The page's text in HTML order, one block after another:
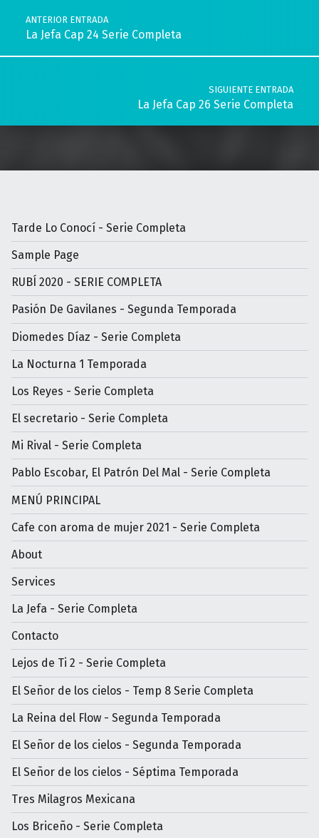
ANTERIOR ENTRADA
La Jefa Cap 24 Serie Completa
SIGUIENTE ENTRADA
La Jefa Cap 26 Serie Completa
Tarde Lo Conocí - Serie Completa
Sample Page
RUBÍ 2020 - SERIE COMPLETA
Pasión De Gavilanes - Segunda Temporada
Diomedes Díaz - Serie Completa
La Nocturna 1 Temporada
Los Reyes - Serie Completa
El secretario - Serie Completa
Mi Rival - Serie Completa
Pablo Escobar, El Patrón Del Mal - Serie Completa
MENÚ PRINCIPAL
Cafe con aroma de mujer 2021 - Serie Completa
About
Services
La Jefa - Serie Completa
Contacto
Lejos de Ti 2 - Serie Completa
El Señor de los cielos - Temp 8 Serie Completa
La Reina del Flow - Segunda Temporada
El Señor de los cielos - Segunda Temporada
El Señor de los cielos - Séptima Temporada
Tres Milagros Mexicana
Los Briceño - Serie Completa